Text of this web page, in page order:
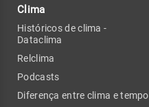
Clima
Históricos de clima -
Dataclima
Relclima
Podcasts
Diferença entre clima e tempo